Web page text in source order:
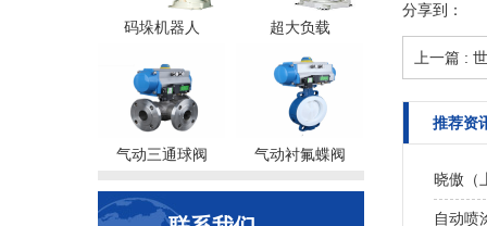
码垛机器人 超大负载
气动三通球阀 气动衬氟蝶阀
分享到：
上一篇 :
推荐资
晓傲（
自动喷